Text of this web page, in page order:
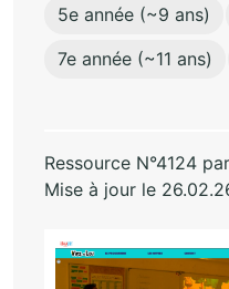
5e année (~9 ans)
7e année (~11 ans)
Ressource N°4124
Mise à jour le